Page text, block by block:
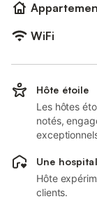
WiFi
Hôte étoile
Les hôtes
notés,
Une
Hôte
clients.